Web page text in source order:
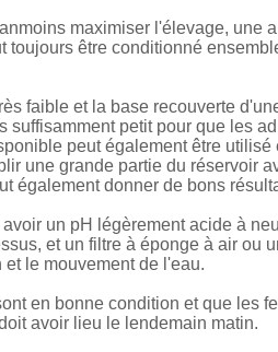
maximiser l'élevage, une
toujours être conditionné
faible et la base recouverte
suffisamment petit pour que les
peut également être
une grande partie du réservoir
également donner de bons
un pH légèrement acide à
et un filtre à éponge à air ou
le mouvement de l'eau.
en bonne condition et que les
avoir lieu le lendemain matin.